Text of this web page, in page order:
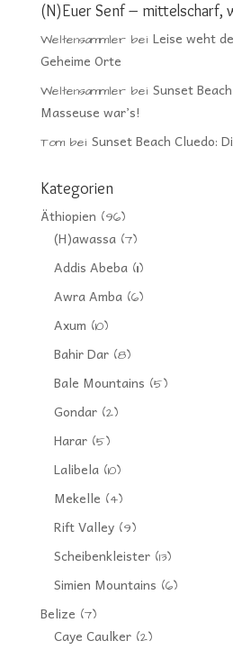
(N)Euer Senf – mittelscharf,
Weltensammlerbei Leise weht
Geheime Orte
Weltensammlerbei Sunset
Masseuse war’s!
Tombei Sunset Beach Cluedo:
Kategorien
Äthiopien (96)
(H)awassa(7)
Addis Abeba(11)
Awra Amba(6)
Axum (10)
Bahir Dar(8)
Bale Mountains (5)
Gondar(2)
Harar(5)
Lalibela(10)
Mekelle (4)
Rift Valley(9)
Scheibenkleister(13)
Simien Mountains (6)
Belize (7)
Caye Caulker(2)